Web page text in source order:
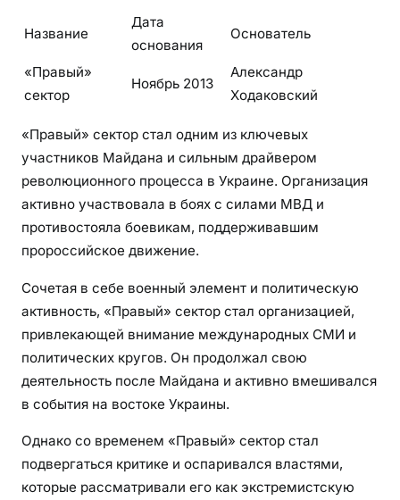
Название
Дата
основания
Основатель
«Правый»
сектор
Ноябрь 2013
Александр
Ходаковский
«Правый» сектор стал одним из ключевых
участников Майдана и сильным драйвером
революционного процесса в Украине. Организация
активно участвовала в боях с силами МВД и
противостояла боевикам, поддерживавшим
пророссийское движение.
Сочетая в себе военный элемент и политическую
активность, «Правый» сектор стал организацией,
привлекающей внимание международных СМИ и
политических кругов. Он продолжал свою
деятельность после Майдана и активно вмешивался
в события на востоке Украины.
Однако со временем «Правый» сектор стал
подвергаться критике и оспаривался властями,
которые рассматривали его как экстремистскую